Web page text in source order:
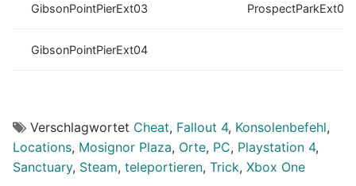
GibsonPointPierExt03 ProspectParkExt02
GibsonPointPierExt04
Verschlagwortet Cheat, Fallout 4, Konsolenbefehl,
Locations, Mosignor Plaza, Orte, PC, Playstation 4,
Sanctuary, Steam, teleportieren, Trick, Xbox One